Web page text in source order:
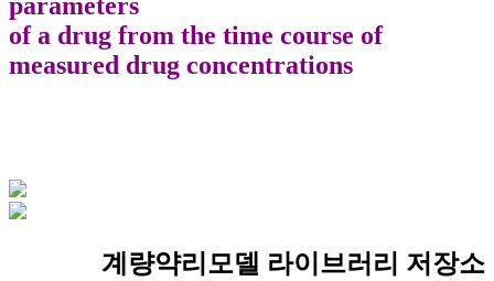
parameters
of a drug from the time course of
measured drug concentrations
계량약리모델 라이브러리 저장소